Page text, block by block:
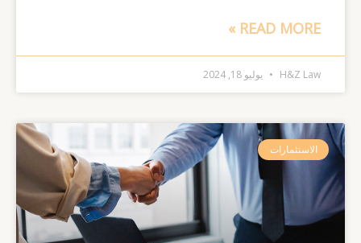
READ MORE »
H&Z Law يوليو 18, 2024
الاستثمارات